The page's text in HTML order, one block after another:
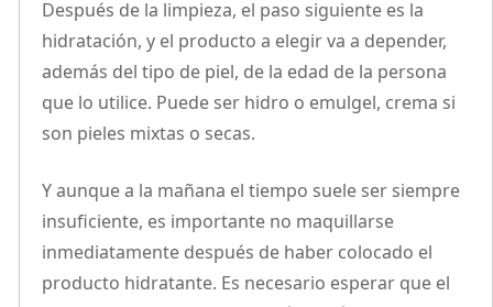
Después de la limpieza, el paso siguiente es la
hidratación, y el producto a elegir va a depender,
además del tipo de piel, de la edad de la persona
que lo utilice. Puede ser hidro o emulgel, crema si
son pieles mixtas o secas.
Y aunque a la mañana el tiempo suele ser siempre
insuficiente, es importante no maquillarse
inmediatamente después de haber colocado el
producto hidratante. Es necesario esperar que el